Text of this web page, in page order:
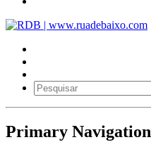
Primary Navigation